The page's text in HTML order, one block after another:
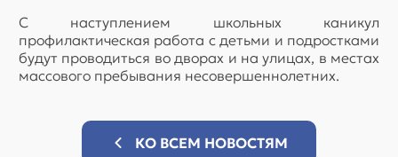
С наступлением школьных каникул
профилактическая работа с детьми и подростками
будут проводиться во дворах и на улицах, в местах
массового пребывания несовершеннолетних.
КО ВСЕМ НОВОСТЯМ